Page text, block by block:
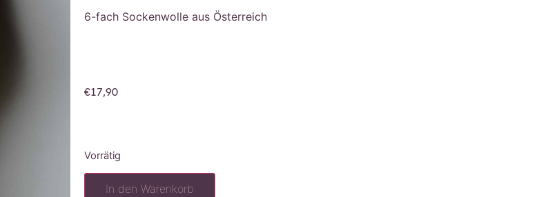
6-fach Sockenwolle aus Österreich
€17,90
Vorrätig
In den Warenkorb